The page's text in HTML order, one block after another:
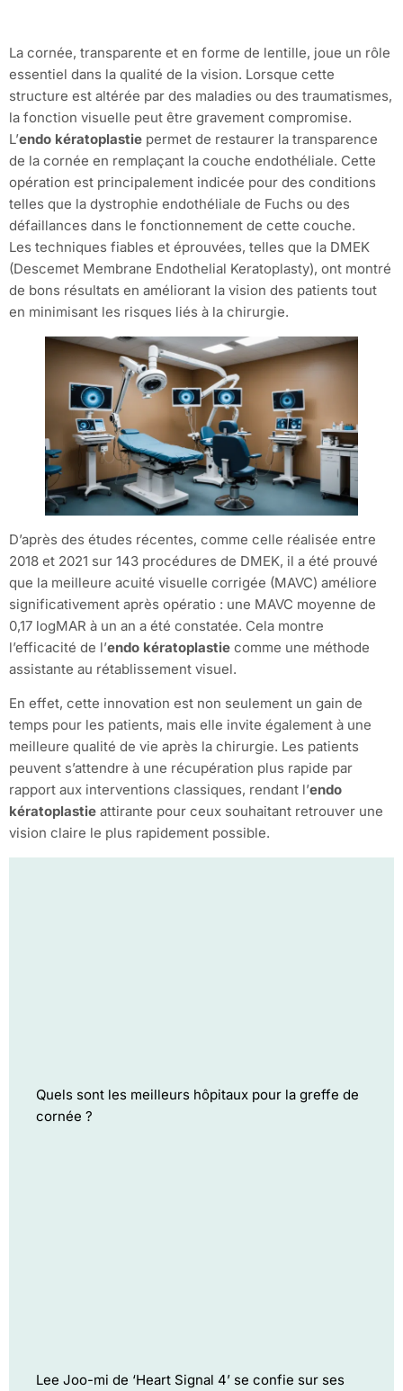
La cornée, transparente et en forme de lentille, joue un rôle
essentiel dans la qualité de la vision. Lorsque cette
structure est altérée par des maladies ou des traumatismes,
la fonction visuelle peut être gravement compromise.
L’endo kératoplastie permet de restaurer la transparence
de la cornée en remplaçant la couche endothéliale. Cette
opération est principalement indicée pour des conditions
telles que la dystrophie endothéliale de Fuchs ou des
défaillances dans le fonctionnement de cette couche.
Les techniques fiables et éprouvées, telles que la DMEK
(Descemet Membrane Endothelial Keratoplasty), ont montré
de bons résultats en améliorant la vision des patients tout
en minimisant les risques liés à la chirurgie.
D’après des études récentes, comme celle réalisée entre
2018 et 2021 sur 143 procédures de DMEK, il a été prouvé
que la meilleure acuité visuelle corrigée (MAVC) améliore
significativement après opératio : une MAVC moyenne de
0,17 logMAR à un an a été constatée. Cela montre
l’efficacité de l’endo kératoplastie comme une méthode
assistante au rétablissement visuel.
En effet, cette innovation est non seulement un gain de
temps pour les patients, mais elle invite également à une
meilleure qualité de vie après la chirurgie. Les patients
peuvent s’attendre à une récupération plus rapide par
rapport aux interventions classiques, rendant l’endo
kératoplastie attirante pour ceux souhaitant retrouver une
vision claire le plus rapidement possible.
Quels sont les meilleurs hôpitaux pour la greffe de
cornée ?
Lee Joo-mi de ‘Heart Signal 4’ se confie sur ses